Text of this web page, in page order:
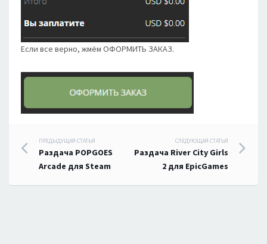
Если все верно, жмём ОФОРМИТЬ ЗАКАЗ.
Навигация
по
записям
ПРЕДЫДУЩАЯ СТАТЬЯ
Раздача POPGOES
Arcade для Steam
СЛЕДУЮЩАЯ СТАТЬЯ
Раздача River City Girls
2 для EpicGames